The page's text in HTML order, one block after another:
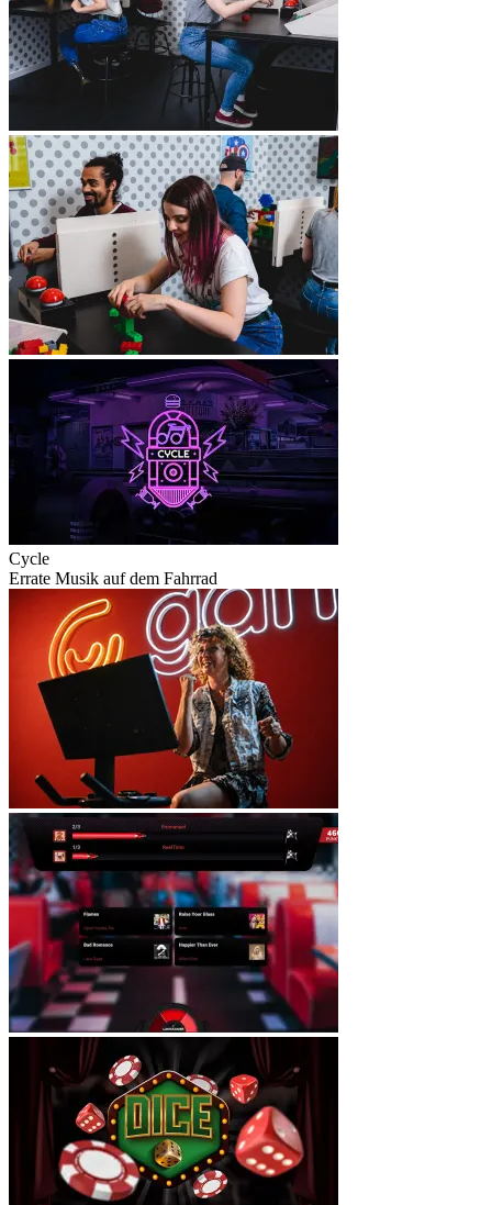
Cycle
Errate Musik auf dem Fahrrad